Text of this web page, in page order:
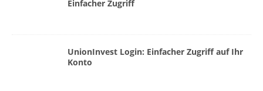
Einfacher Zugriff
UnionInvest Login: Einfacher Zugriff auf Ihr
Konto